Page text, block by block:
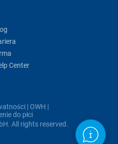
Center
| OWH |
do płci
All rights reserved.